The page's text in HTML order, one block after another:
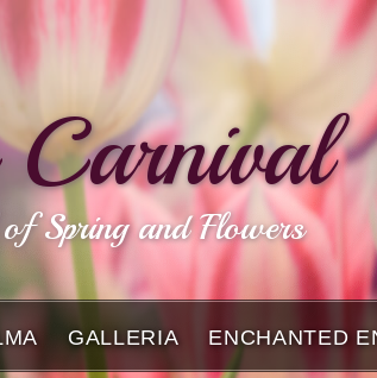
Carnival
Spring and Flowers
GALLERIA ENCHANTED